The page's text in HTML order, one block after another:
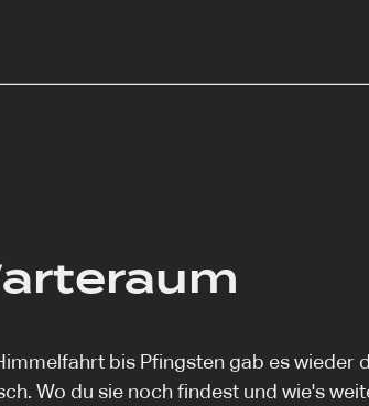
bis Pfingsten gab es
Wo du sie noch findest und wie's